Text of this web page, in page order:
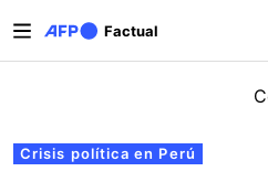
Factual
Solapas principales
Crisis política en Perú